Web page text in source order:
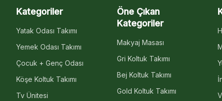
Kategoriler
Yatak Odası Takımı
Yemek Odası Takımı
Çocuk + Genç Odası
Köşe Koltuk Takımı
Tv Ünitesi
Öne Çıkan
Kategoriler
Makyaj Masası
Gri Koltuk Takımı
Bej Koltuk Takımı
Gold Koltuk Takımı